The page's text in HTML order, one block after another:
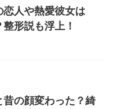
恋人や熱愛彼女は
形説も浮上！
昔の顔変わった？綺